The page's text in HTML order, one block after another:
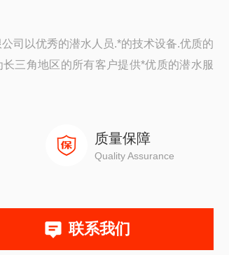
司以优秀的潜水人员.*的技术设备.优质的
三角地区的所有客户提供*优质的潜水服
质量保障
Quality Assurance
联系我们